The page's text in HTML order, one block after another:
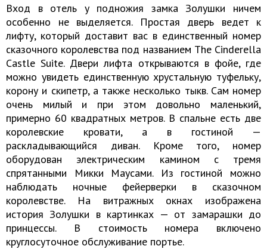
Вход в отель у подножия замка Золушки ничем
особенно не выделяется. Простая дверь ведет к
лифту, который доставит вас в единственный номер
сказочного королевства под названием The Cinderella
Castle Suite. Двери лифта открываются в фойе, где
можно увидеть единственную хрустальную туфельку,
корону и скипетр, а также несколько тыкв. Сам номер
очень милый и при этом довольно маленький,
примерно 60 квадратных метров. В спальне есть две
королевские кровати, а в гостиной —
раскладывающийся диван. Кроме того, номер
оборудован электрическим камином с тремя
спрятанными Микки Маусами. Из гостиной можно
наблюдать ночные фейерверки в сказочном
королевстве. На витражных окнах изображена
история Золушки в картинках — от замарашки до
принцессы. В стоимость номера включено
круглосуточное обслуживание портье.